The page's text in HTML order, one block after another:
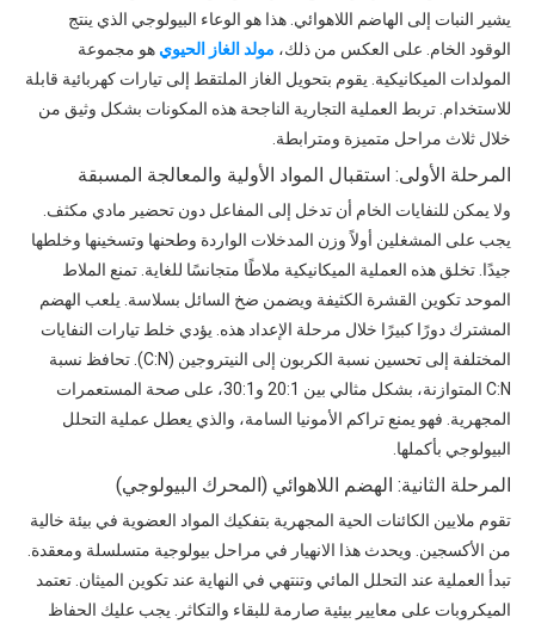
يشير النبات إلى الهاضم اللاهوائي. هذا هو الوعاء البيولوجي الذي ينتج
الوقود الخام. على العكس من ذلك، مولد الغاز الحيوي هو مجموعة
المولدات الميكانيكية. يقوم بتحويل الغاز الملتقط إلى تيارات كهربائية قابلة
للاستخدام. تربط العملية التجارية الناجحة هذه المكونات بشكل وثيق من
خلال ثلاث مراحل متميزة ومترابطة.
المرحلة الأولى: استقبال المواد الأولية والمعالجة المسبقة
ولا يمكن للنفايات الخام أن تدخل إلى المفاعل دون تحضير مادي مكثف.
يجب على المشغلين أولاً وزن المدخلات الواردة وطحنها وتسخينها وخلطها
جيدًا. تخلق هذه العملية الميكانيكية ملاطًا متجانسًا للغاية. تمنع الملاط
الموحد تكوين القشرة الكثيفة ويضمن ضخ السائل بسلاسة. يلعب الهضم
المشترك دورًا كبيرًا خلال مرحلة الإعداد هذه. يؤدي خلط تيارات النفايات
المختلفة إلى تحسين نسبة الكربون إلى النيتروجين (C:N). تحافظ نسبة
C:N المتوازنة، بشكل مثالي بين 20:1 و30:1، على صحة المستعمرات
المجهرية. فهو يمنع تراكم الأمونيا السامة، والذي يعطل عملية التحلل
البيولوجي بأكملها.
المرحلة الثانية: الهضم اللاهوائي (المحرك البيولوجي)
تقوم ملايين الكائنات الحية المجهرية بتفكيك المواد العضوية في بيئة خالية
من الأكسجين. ويحدث هذا الانهيار في مراحل بيولوجية متسلسلة ومعقدة.
تبدأ العملية عند التحلل المائي وتنتهي في النهاية عند تكوين الميثان. تعتمد
الميكروبات على معايير بيئية صارمة للبقاء والتكاثر. يجب عليك الحفاظ